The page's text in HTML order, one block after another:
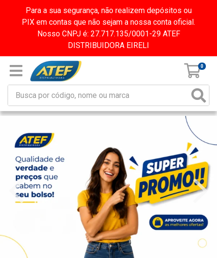
Para a sua segurança, não realizem depósitos ou
PIX em contas que não sejam a nossa conta oficial.
Nosso CNPJ é: 27.717.135/0001-29 ATEF
DISTRIBUIDORA EIRELI
0